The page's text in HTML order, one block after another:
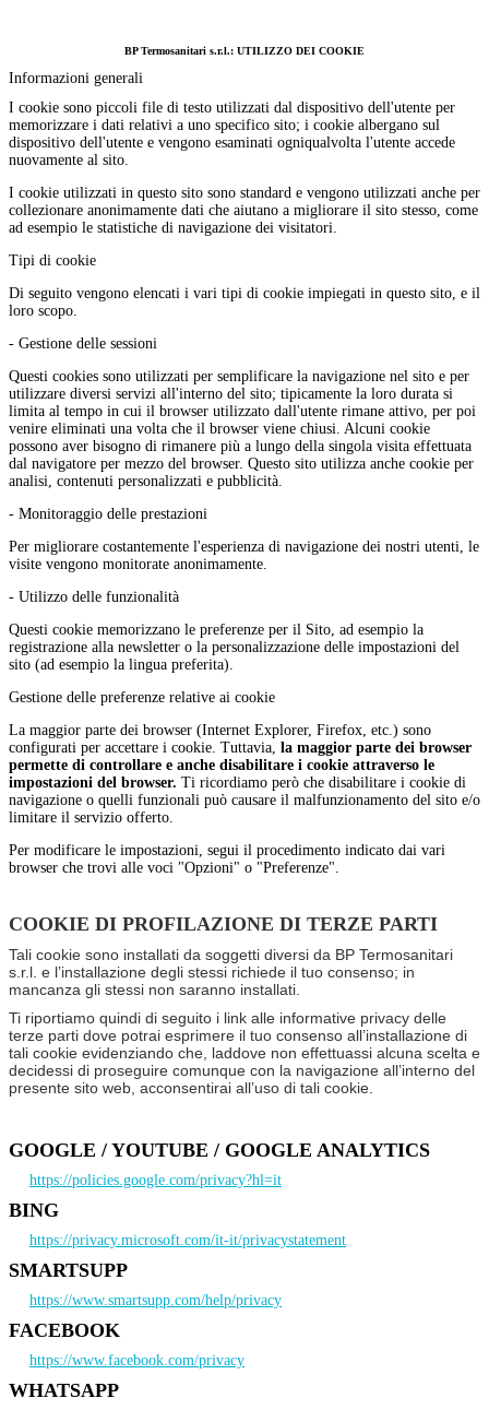
BP Termosanitari s.r.l.: UTILIZZO DEI COOKIE
Informazioni generali
I cookie sono piccoli file di testo utilizzati dal dispositivo dell'utente per
memorizzare i dati relativi a uno specifico sito; i cookie albergano sul
dispositivo dell'utente e vengono esaminati ogniqualvolta l'utente accede
nuovamente al sito.
I cookie utilizzati in questo sito sono standard e vengono utilizzati anche per
collezionare anonimamente dati che aiutano a migliorare il sito stesso, come
ad esempio le statistiche di navigazione dei visitatori.
Tipi di cookie
Di seguito vengono elencati i vari tipi di cookie impiegati in questo sito, e il
loro scopo.
- Gestione delle sessioni
Questi cookies sono utilizzati per semplificare la navigazione nel sito e per
utilizzare diversi servizi all'interno del sito; tipicamente la loro durata si
limita al tempo in cui il browser utilizzato dall'utente rimane attivo, per poi
venire eliminati una volta che il browser viene chiusi. Alcuni cookie
possono aver bisogno di rimanere più a lungo della singola visita effettuata
dal navigatore per mezzo del browser. Questo sito utilizza anche cookie per
analisi, contenuti personalizzati e pubblicità.
- Monitoraggio delle prestazioni
Per migliorare costantemente l'esperienza di navigazione dei nostri utenti, le
visite vengono monitorate anonimamente.
- Utilizzo delle funzionalità
Questi cookie memorizzano le preferenze per il Sito, ad esempio la
registrazione alla newsletter o la personalizzazione delle impostazioni del
sito (ad esempio la lingua preferita).
Gestione delle preferenze relative ai cookie
La maggior parte dei browser (Internet Explorer, Firefox, etc.) sono
configurati per accettare i cookie. Tuttavia, la maggior parte dei browser
permette di controllare e anche disabilitare i cookie attraverso le
impostazioni del browser. Ti ricordiamo però che disabilitare i cookie di
navigazione o quelli funzionali può causare il malfunzionamento del sito e/o
limitare il servizio offerto.
Per modificare le impostazioni, segui il procedimento indicato dai vari
browser che trovi alle voci "Opzioni" o "Preferenze".
COOKIE DI PROFILAZIONE DI TERZE PARTI
Tali cookie sono installati da soggetti diversi da BP Termosanitari
s.r.l. e l’installazione degli stessi richiede il tuo consenso; in
mancanza gli stessi non saranno installati.
Ti riportiamo quindi di seguito i link alle informative privacy delle
terze parti dove potrai esprimere il tuo consenso all’installazione di
tali cookie evidenziando che, laddove non effettuassi alcuna scelta e
decidessi di proseguire comunque con la navigazione all’interno del
presente sito web, acconsentirai all’uso di tali cookie.
GOOGLE / YOUTUBE / GOOGLE ANALYTICS
https://policies.google.com/privacy?hl=it
BING
https://privacy.microsoft.com/it-it/privacystatement
SMARTSUPP
https://www.smartsupp.com/help/privacy
FACEBOOK
https://www.facebook.com/privacy
WHATSAPP